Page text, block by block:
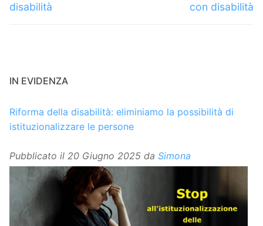
disabilità
con disabilità
IN EVIDENZA
Riforma della disabilità: eliminiamo la possibilità di
istituzionalizzare le persone
Pubblicato il 20 Giugno 2025 da Simona